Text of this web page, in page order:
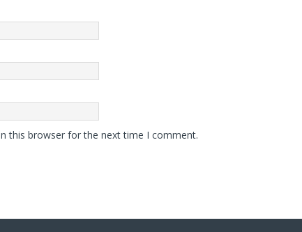
this browser for the next time I comment.